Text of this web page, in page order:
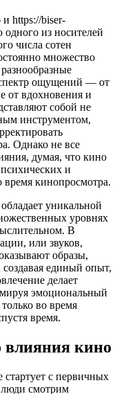
https://biser-
из носителей
числа сотен
множество
ощущений — от
от вдохновения и
собой не
инструментом,
Однако не все
думая, что кино
и
время кинопросмотра.
уникальной
уровнях
В
или звуков,
образы,
единый опыт,
делает
эмоциональный
во время
время.
влияния кино
с первичных
смотрим